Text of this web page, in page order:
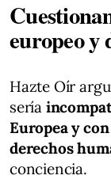
europeo y
Hazte Oír
sería
Europea y
derechos
conciencia.